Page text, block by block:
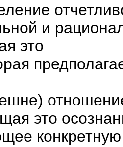
и
это
это